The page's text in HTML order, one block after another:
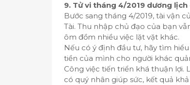
9. Tử vi tháng 4/2019 dương
Bước sang tháng 4/2019, tài vận
Tài. Thu nhập chủ đạo của bạn
ôm đồm nhiều việc lặt vặt khác.
Nếu có ý định đầu tư, hãy tìm
tiền của mình cho người khác
Công việc tiến triển khá thuận lợi.
có quý nhân giúp sức, kết quả